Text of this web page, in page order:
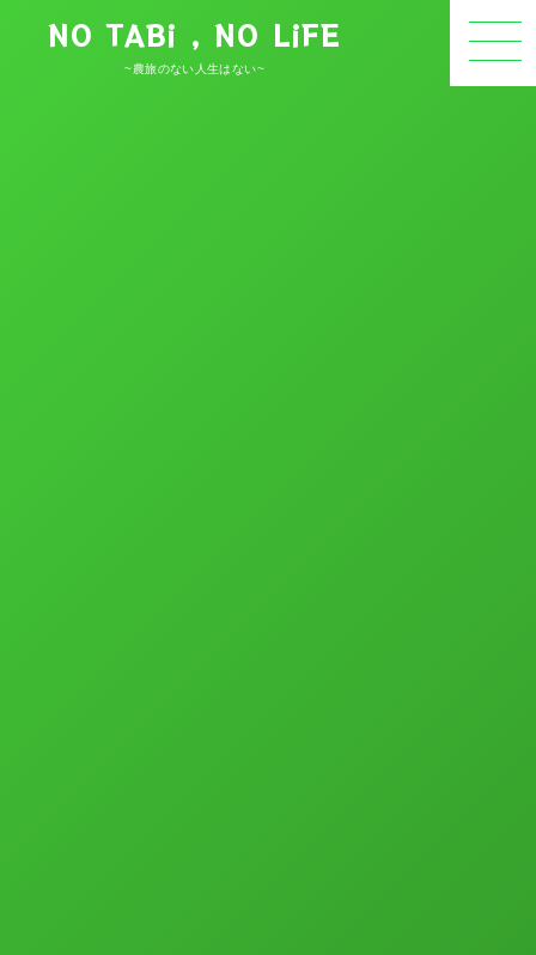
NO TABi , NO LiFE
~農旅のない人生はない~